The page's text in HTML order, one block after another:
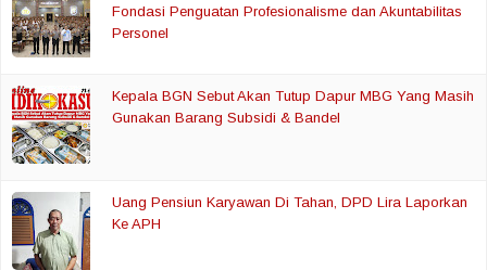
Fondasi Penguatan Profesionalisme dan Akuntabilitas
Personel
Kepala BGN Sebut Akan Tutup Dapur MBG Yang Masih
Gunakan Barang Subsidi & Bandel
Uang Pensiun Karyawan Di Tahan, DPD Lira Laporkan
Ke APH